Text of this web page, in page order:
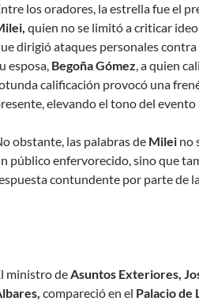
los oradores, la estrella fue el
quien no se limitó a criticar
dirigió ataques personales
esposa, Begoña Gómez, a quien
calificación provocó una
elevando el tono del
obstante, las palabras de Milei no
público enfervorecido, sino que
contundente por parte de
ministro deAsuntos Exteriores,
compareció en el Palacio de